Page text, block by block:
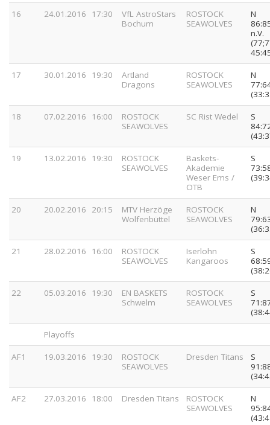
16 24.01.2016 17:30
VfL AstroStars
Bochum
ROSTOCK
SEAWOLVES
N
n.V.
17 30.01.2016 19:30
Artland
Dragons
ROSTOCK
SEAWOLVES
N
18 07.02.2016 16:00
ROSTOCK
SEAWOLVES
SC Rist Wedel
S
19 13.02.2016 19:30
ROSTOCK
SEAWOLVES
Baskets-
Akademie
Weser Ems /
OTB
S
20 20.02.2016 20:15
MTV Herzöge
Wolfenbüttel
ROSTOCK
SEAWOLVES
N
21 28.02.2016 16:00
ROSTOCK
SEAWOLVES
Iserlohn
Kangaroos
S
22 05.03.2016 19:30
EN BASKETS
Schwelm
ROSTOCK
SEAWOLVES
S
Playoffs
AF1 19.03.2016 19:30
ROSTOCK
SEAWOLVES
Dresden Titans
S
AF2 27.03.2016 18:00 Dresden Titans
ROSTOCK
SEAWOLVES
N